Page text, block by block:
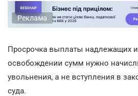
Реклама
Просрочка выплаты надлежащих
освобождении сумм нужно
увольнения, а не вступления в
суда.